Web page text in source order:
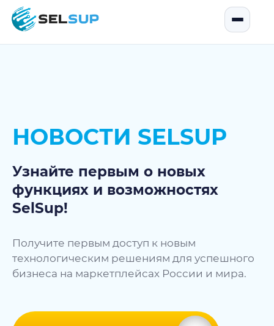
SelSup
НОВОСТИ SELSUP
Узнайте первым о новых
функциях и возможностях
SelSup!
Получите первым доступ к новым
технологическим решениям для успешного
бизнеса на маркетплейсах России и мира.